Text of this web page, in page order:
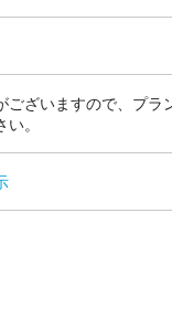
ございますので、プラ
。